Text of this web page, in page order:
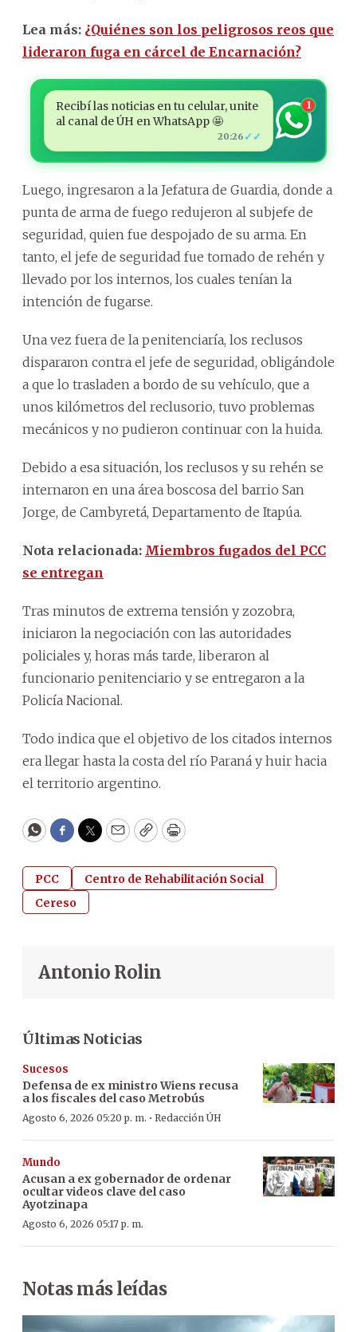
Lea más: ¿Quiénes son los peligrosos reos que
lideraron fuga en cárcel de Encarnación?
Recibí las noticias en tu celular, unite
al canal de ÚH en WhatsApp 🤩
20:26 ✓✓
1
Luego, ingresaron a la Jefatura de Guardia, donde a
punta de arma de fuego redujeron al subjefe de
seguridad, quien fue despojado de su arma. En
tanto, el jefe de seguridad fue tomado de rehén y
llevado por los internos, los cuales tenían la
intención de fugarse.
Una vez fuera de la penitenciaría, los reclusos
dispararon contra el jefe de seguridad, obligándole
a que lo trasladen a bordo de su vehículo, que a
unos kilómetros del reclusorio, tuvo problemas
mecánicos y no pudieron continuar con la huida.
Debido a esa situación, los reclusos y su rehén se
internaron en una área boscosa del barrio San
Jorge, de Cambyretá, Departamento de Itapúa.
Nota relacionada: Miembros fugados del PCC
se entregan
Tras minutos de extrema tensión y zozobra,
iniciaron la negociación con las autoridades
policiales y, horas más tarde, liberaron al
funcionario penitenciario y se entregaron a la
Policía Nacional.
Todo indica que el objetivo de los citados internos
era llegar hasta la costa del río Paraná y huir hacia
el territorio argentino.
WhatsApp
Facebook
Twitter
EmailCopyPrint
PCC
Centro de Rehabilitación Social
Cereso
Antonio Rolin
Últimas Noticias
Sucesos
Defensa de ex ministro Wiens recusa
a los fiscales del caso Metrobús
Agosto 6, 2026 05:20 p. m. · Redacción ÚH
Mundo
Acusan a ex gobernador de ordenar
ocultar videos clave del caso
Ayotzinapa
Agosto 6, 2026 05:17 p. m.
Notas más leídas